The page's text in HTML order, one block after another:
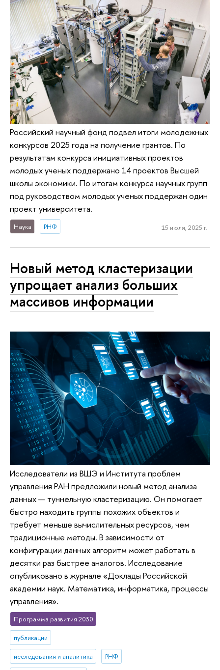
Российский научный фонд подвел итоги молодежных
конкурсов 2025 года на получение грантов. По
результатам конкурса инициативных проектов
молодых ученых поддержано 14 проектов Высшей
школы экономики. По итогам конкурса научных групп
под руководством молодых ученых поддержан один
проект университета.
Наука РНФ 15 июля, 2025 г.
Новый метод кластеризации
упрощает анализ больших
массивов информации
Исследователи из ВШЭ и Института проблем
управления РАН предложили новый метод анализа
данных — туннельную кластеризацию. Он помогает
быстро находить группы похожих объектов и
требует меньше вычислительных ресурсов, чем
традиционные методы. В зависимости от
конфигурации данных алгоритм может работать в
десятки раз быстрее аналогов. Исследование
опубликовано в журнале «Доклады Российской
академии наук. Математика, информатика, процессы
управления».
Программа развития 2030
публикации
исследования и аналитика РНФ